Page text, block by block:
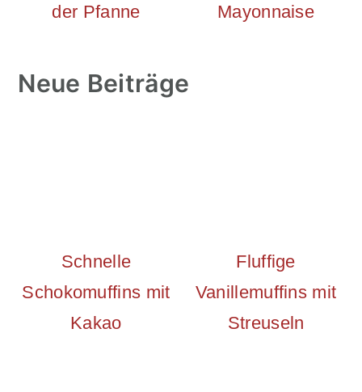
der Pfanne
Mayonnaise
Neue Beiträge
Schnelle
Schokomuffins mit
Kakao
Fluffige
Vanillemuffins mit
Streuseln